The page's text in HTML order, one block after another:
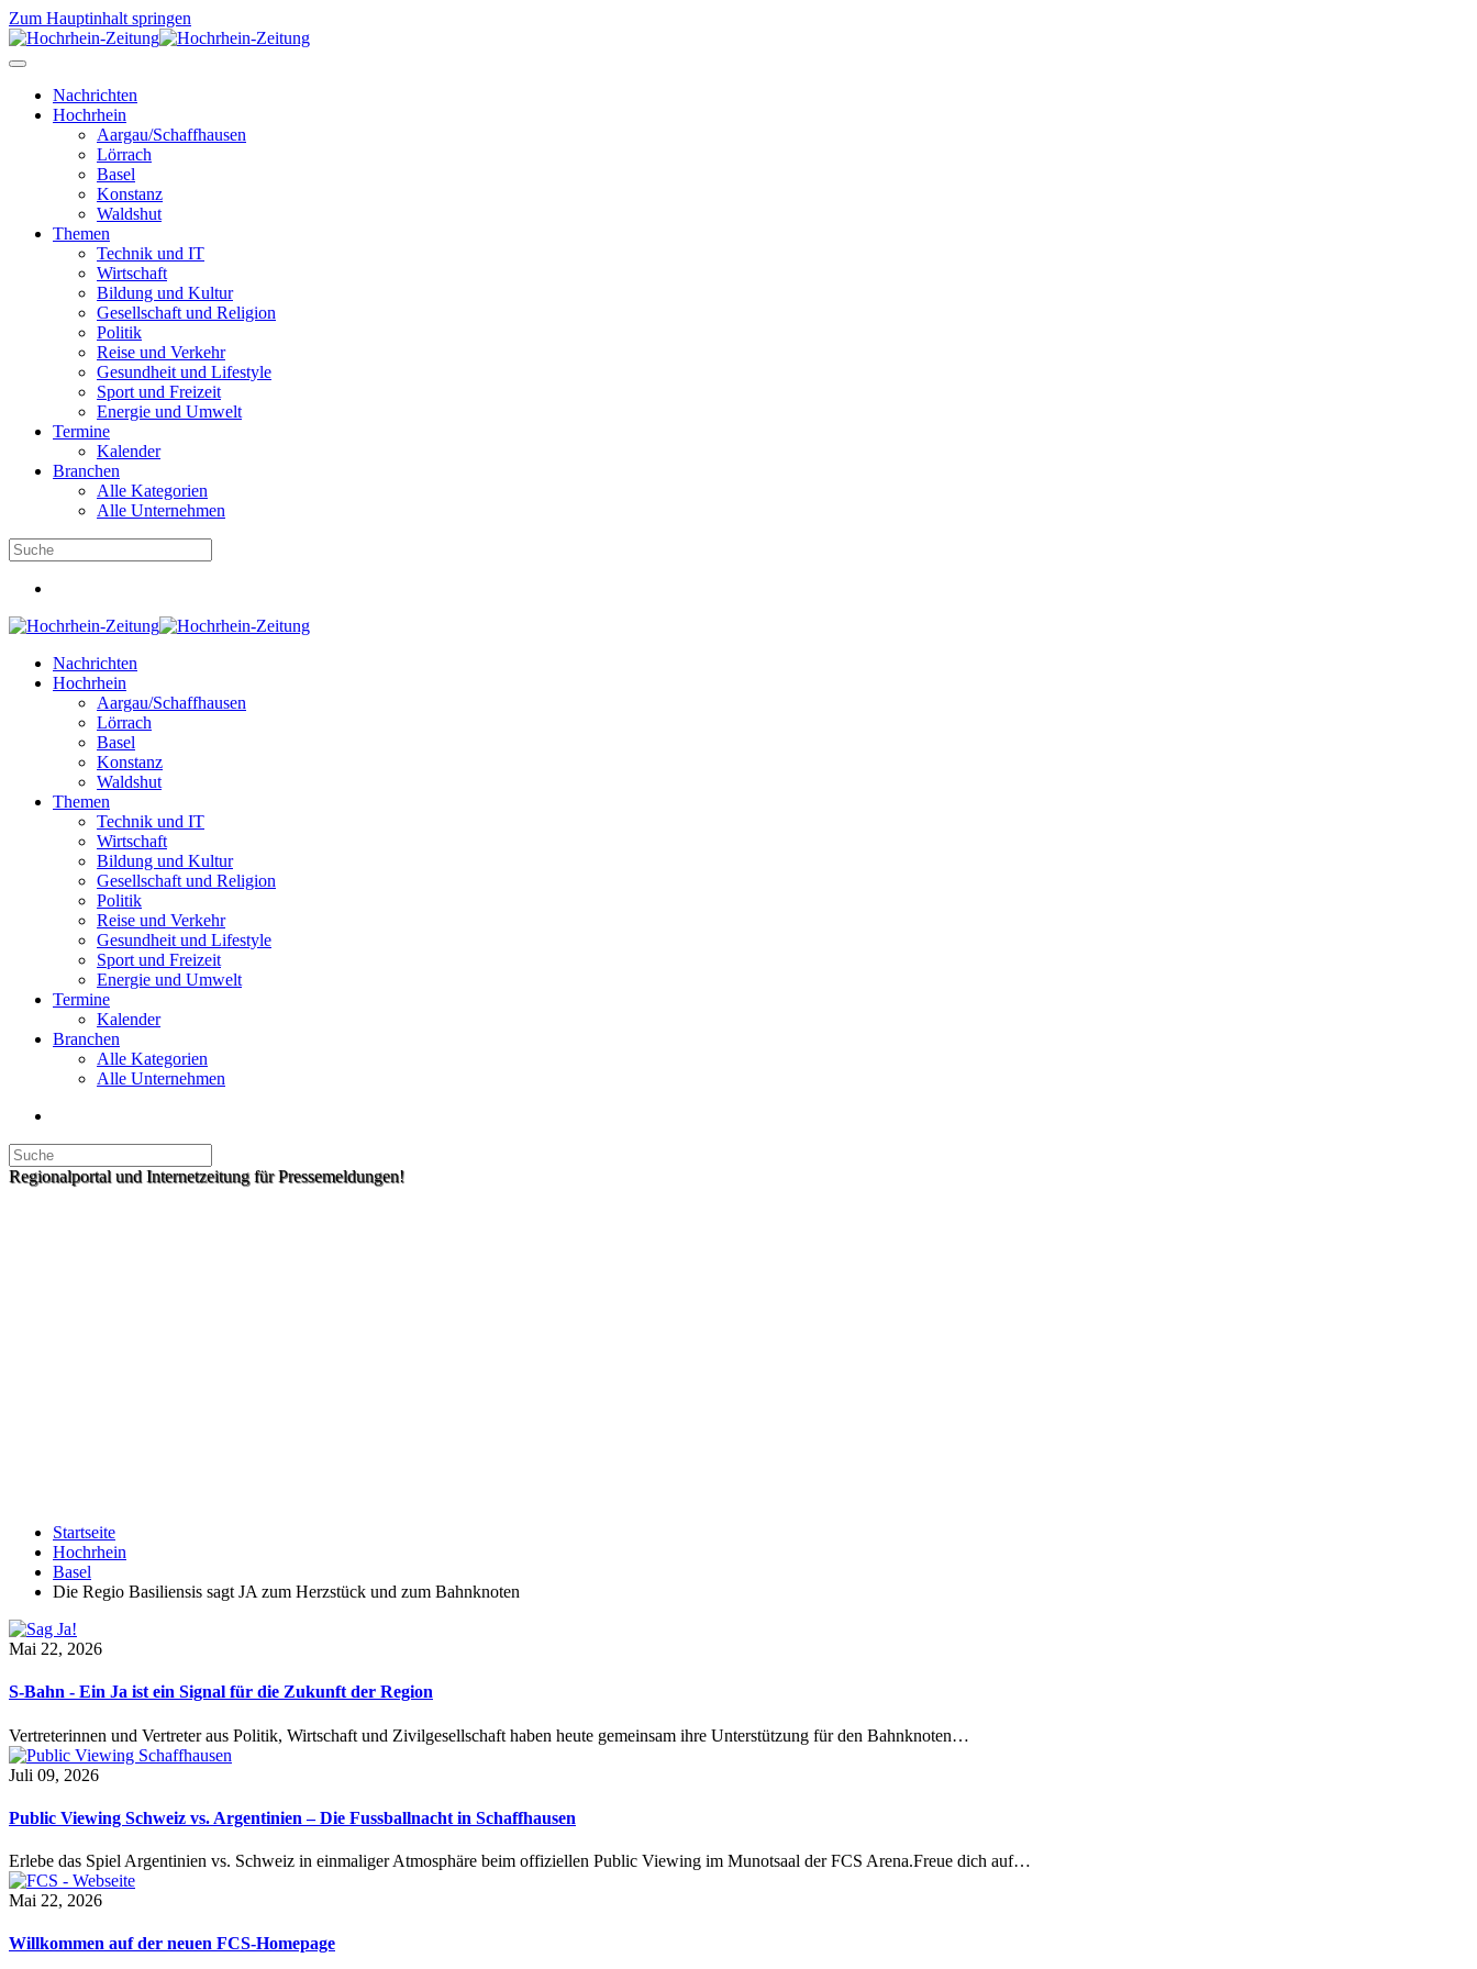
Zum Hauptinhalt springen
Nachrichten
Hochrhein
Aargau/Schaffhausen
Lörrach
Basel
Konstanz
Waldshut
Themen
Technik und IT
Wirtschaft
Bildung und Kultur
Gesellschaft und Religion
Politik
Reise und Verkehr
Gesundheit und Lifestyle
Sport und Freizeit
Energie und Umwelt
Termine
Kalender
Branchen
Alle Kategorien
Alle Unternehmen
Nachrichten
Hochrhein
Aargau/Schaffhausen
Lörrach
Basel
Konstanz
Waldshut
Themen
Technik und IT
Wirtschaft
Bildung und Kultur
Gesellschaft und Religion
Politik
Reise und Verkehr
Gesundheit und Lifestyle
Sport und Freizeit
Energie und Umwelt
Termine
Kalender
Branchen
Alle Kategorien
Alle Unternehmen
Regionalportal und Internetzeitung für Pressemeldungen!
Startseite
Hochrhein
Basel
Die Regio Basiliensis sagt JA zum Herzstück und zum Bahnknoten
Mai 22, 2026
S-Bahn - Ein Ja ist ein Signal für die Zukunft der Region
Vertreterinnen und Vertreter aus Politik, Wirtschaft und Zivilgesellschaft haben heute gemeinsam ihre Unterstützung für den Bahnknoten…
Juli 09, 2026
Public Viewing Schweiz vs. Argentinien – Die Fussballnacht in Schaffhausen
Erlebe das Spiel Argentinien vs. Schweiz in einmaliger Atmosphäre beim offiziellen Public Viewing im Munotsaal der FCS Arena.Freue dich auf…
Mai 22, 2026
Willkommen auf der neuen FCS-Homepage